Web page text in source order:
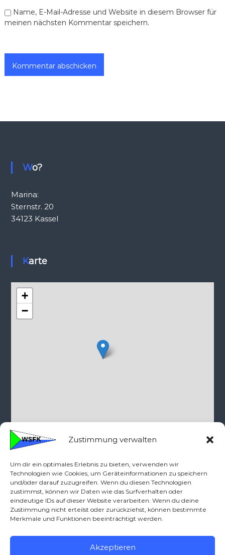
Zustimmung verwalten
Um dir ein optimales Erlebnis zu bieten, verwenden wir
Technologien wie Cookies, um Geräteinformationen zu speichern
und/oder darauf zuzugreifen. Wenn du diesen Technologien
zustimmst, können wir Daten wie das Surfverhalten oder
eindeutige IDs auf dieser Website verarbeiten. Wenn du deine
Zustimmung nicht erteilst oder zurückziehst, können bestimmte
Merkmale und Funktionen beeinträchtigt werden.
Akzeptieren
Name, E-Mail-Adresse und Website in diesem Browser für
meinen nächsten Kommentar speichern.
Wo?
Marina:
Sternstr. 20
34123 Kassel
Karte
+
−
Kontakt
Telefon: 0160-90712379
wsfk{ät)wassersportfreunde-kassel.de